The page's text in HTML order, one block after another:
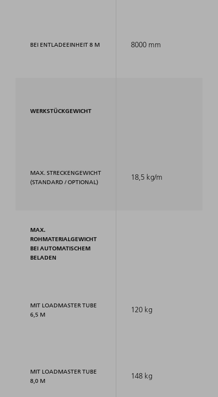
BEI ENTLADEEINHEIT 8 M
WERKSTÜCKGEWICHT
MAX. STRECKENGEWICHT
(STANDARD / OPTIONAL)
MAX.
ROHMATERIALGEWICHT
BEI AUTOMATISCHEM
BELADEN
MIT LOADMASTER TUBE
6,5 M
MIT LOADMASTER TUBE
8,0 M
8000 mm
18,5 kg/m
120 kg
148 kg